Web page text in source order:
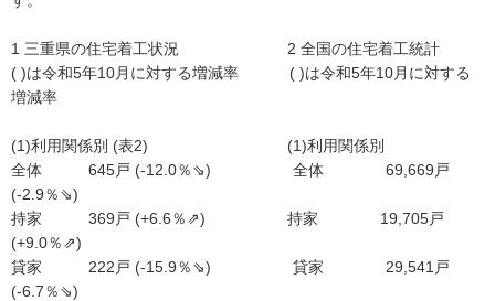
1 三重県の住宅着工状況 2 全国の住宅着工統計
( )は令和5年10月に対する増減率 ( )は令和5年10月に対する
増減率
(1)利用関係別 (表2) (1)利用関係別
全体 645戸 (-12.0％⇘) 全体 69,669戸
(-2.9％⇘)
持家 369戸 (+6.6％⇗) 持家 19,705戸
(+9.0％⇗)
貸家 222戸 (-15.9％⇘) 貸家 29,541戸
(-6.7％⇘)